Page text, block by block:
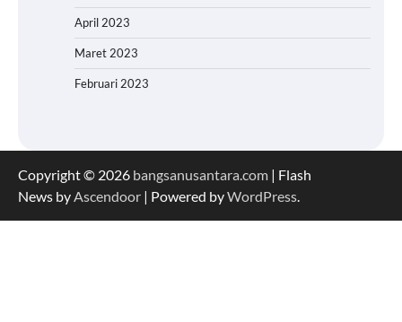
April 2023
Maret 2023
Februari 2023
Copyright © 2026 bangsanusantara.com | Flash
News byAscendoor | Powered byWordPress.